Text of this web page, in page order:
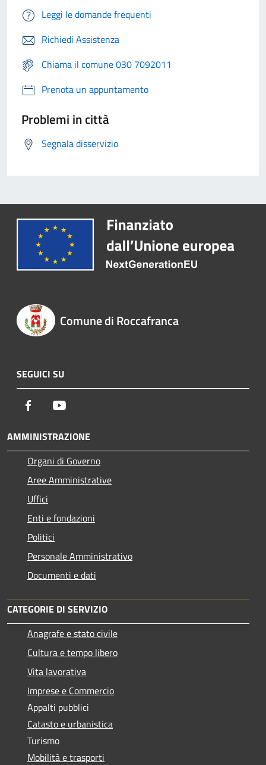
Leggi le domande frequenti
Richiedi Assistenza
Chiama il comune 030 7092011
Prenota un appuntamento
Problemi in città
Segnala disservizio
Comune di Roccafranca
SEGUICI SU
Facebook
AMMINISTRAZIONE
Organi di Governo
Aree Amministrative
Uffici
Enti e fondazioni
Politici
Personale Amministrativo
Documenti e dati
CATEGORIE DI SERVIZIO
Anagrafe e stato civile
Cultura e tempo libero
Vita lavorativa
Imprese e Commercio
Appalti pubblici
Catasto e urbanistica
Turismo
Mobilità e trasporti